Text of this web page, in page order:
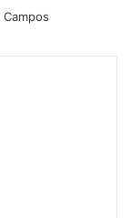
Campos